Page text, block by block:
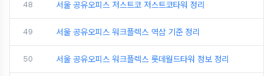
48 서울 공유오피스 저스트코 저스트코타워 정리
49 서울 공유오피스 워크플렉스 역삼 기준 정리
50 서울 공유오피스 워크플렉스 롯데월드타워 정보 정리